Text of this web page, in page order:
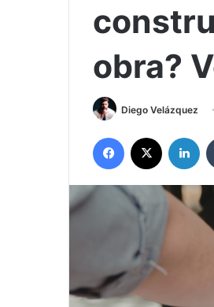
obra?
Diego Velázquez
Facebook